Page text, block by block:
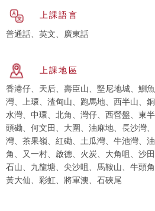
上課語言
普通話、英文、廣東話
上課地區
香港仔、天后、壽臣山、堅尼地城、鰂
灣、上環、渣甸山、跑馬地、西半山、
水灣、中環、北角、灣仔、西營盤、東
頭磡、何文田、大圍、油麻地、長沙灣
灣、茶果嶺、紅磡、土瓜灣、牛池灣、
角、又一村、啟德、火炭、大角咀、沙
石山、九龍塘、尖沙咀、馬鞍山、牛頭
黃大仙、彩虹、將軍澳、石硤尾